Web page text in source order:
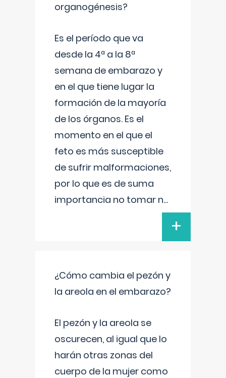
organogénesis?
Es el período que va
desde la 4ª a la 8ª
semana de embarazo y
en el que tiene lugar la
formación de la mayoría
de los órganos. Es el
momento en el que el
feto es más susceptible
de sufrir malformaciones,
por lo que es de suma
importancia no tomar n...
+
¿Cómo cambia el pezón y
la areola en el embarazo?
El pezón y la areola se
oscurecen, al igual que lo
harán otras zonas del
cuerpo de la mujer como